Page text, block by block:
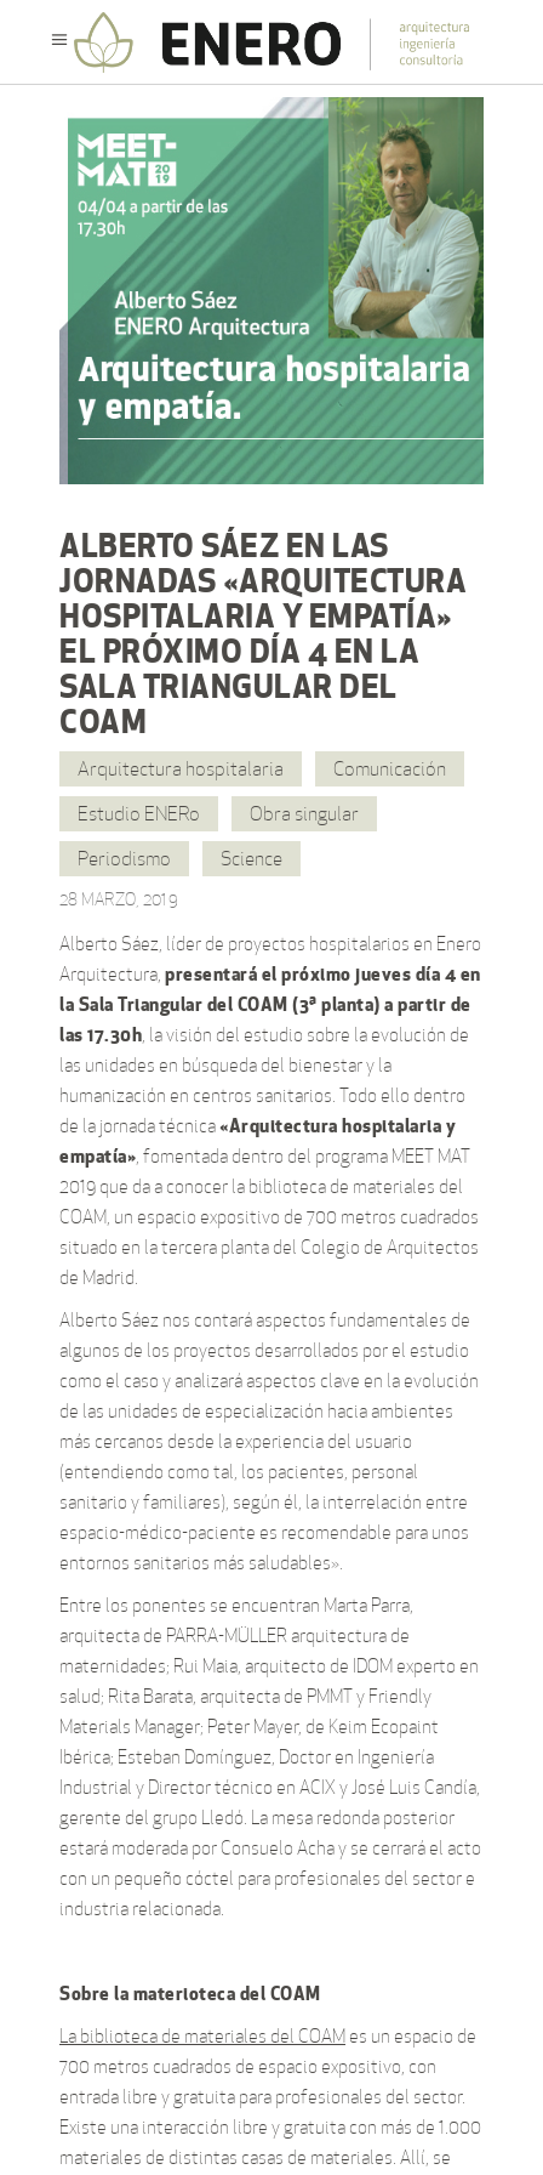
ALBERTO SÁEZ EN LAS
JORNADAS «ARQUITECTURA
HOSPITALARIA Y EMPATÍA»
EL PRÓXIMO DÍA 4 EN LA
SALA TRIANGULAR DEL
COAM
Arquitectura hospitalaria
Comunicación
Estudio ENERo
Obra singular
Periodismo
Science
28 MARZO, 2019
Alberto Sáez, líder de proyectos hospitalarios en Enero
Arquitectura, presentará el próximo jueves día 4 en
la Sala Triangular del COAM (3ª planta) a partir de
las 17.30h, la visión del estudio sobre la evolución de
las unidades en búsqueda del bienestar y la
humanización en centros sanitarios. Todo ello dentro
de la jornada técnica«Arquitectura hospitalaria y
empatía», fomentada dentro del programa MEET MAT
2019 que da a conocer la biblioteca de materiales del
COAM, un espacio expositivo de 700 metros cuadrados
situado en la tercera planta del Colegio de Arquitectos
de Madrid.
Alberto Sáez nos contará aspectos fundamentales de
algunos de los proyectos desarrollados por el estudio
como el caso y analizará aspectos clave en la evolución
de las unidades de especialización hacia ambientes
más cercanos desde la experiencia del usuario
(entendiendo como tal, los pacientes, personal
sanitario y familiares), según él, la interrelación entre
espacio-médico-paciente es recomendable para unos
entornos sanitarios más saludables».
Entre los ponentes se encuentran Marta Parra,
arquitecta de PARRA-MÜLLER arquitectura de
maternidades; Rui Maia, arquitecto de IDOM experto en
salud; Rita Barata, arquitecta de PMMT y Friendly
Materials Manager; Peter Mayer, de Keim Ecopaint
Ibérica; Esteban Domínguez, Doctor en Ingeniería
Industrial y Director técnico en ACIX y José Luis Candía,
gerente del grupo Lledó. La mesa redonda posterior
estará moderada por Consuelo Acha y se cerrará el acto
con un pequeño cóctel para profesionales del sector e
industria relacionada.
Sobre la materioteca del COAM
La biblioteca de materiales del COAM es un espacio de
700 metros cuadrados de espacio expositivo, con
entrada libre y gratuita para profesionales del sector.
Existe una interacción libre y gratuita con más de 1.000
materiales de distintas casas de materiales. Allí, se